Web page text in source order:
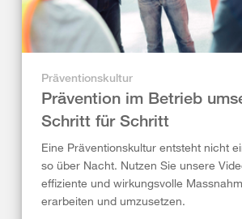
Präventionskultur
Prävention im Betrieb
Schritt für Schritt
Eine Präventionskultur entsteht nicht
so über Nacht. Nutzen Sie unsere
effiziente und wirkungsvolle
erarbeiten und umzusetzen.